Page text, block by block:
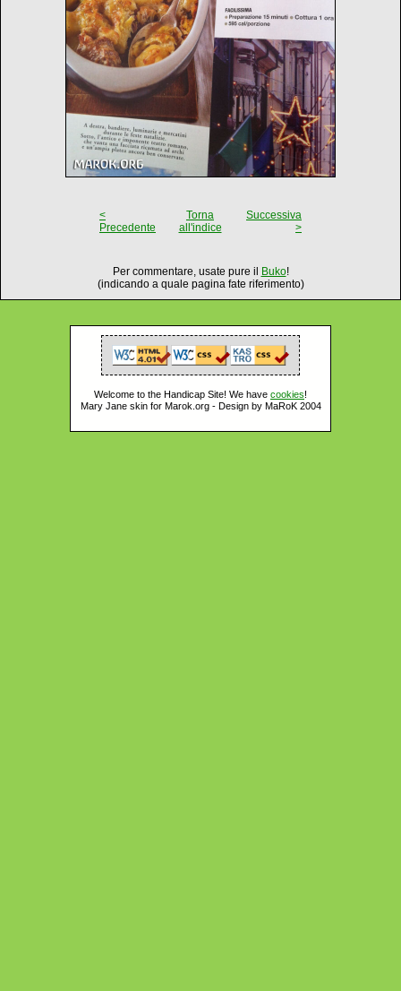
<
Precedente
Torna
all'indice
Successiva
>
Per commentare, usate pure il Buko!
(indicando a quale pagina fate riferimento)
Welcome to the Handicap Site! We have cookies!
Mary Jane skin for Marok.org - Design by MaRoK 2004